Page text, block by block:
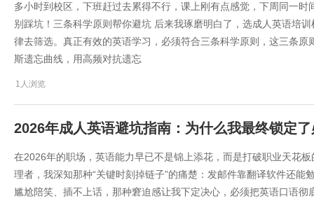
多小时到校区，下班赶过去累得不行，课上刚有点感觉，下周同一
别踩坑！三条科学原则帮你避坑 后来我琢磨明白了，选成人英语培
律去筛选。真正有效的英语学习，必须符合三条科学原则，这三条
斯遗忘曲线，用高频对抗遗忘
1人浏览
2026年成人英语避坑指南：为什么我最终锁定
在2026年的职场，英语能力早已不是锦上添花，而是打破职业天花
理者，我深知那种“关键时刻掉链子”的痛楚：发邮件靠翻译软件还
尴尬陪笑、插不上话，那种窘迫感让我下定决心，必须把英语口语